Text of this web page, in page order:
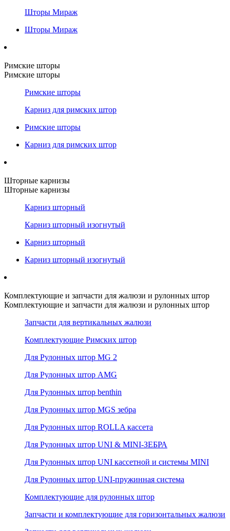
Шторы Мираж
Шторы Мираж
Римские шторы
Римские шторы
Римские шторы
Карниз для римских штор
Римские шторы
Карниз для римских штор
Шторные карнизы
Шторные карнизы
Карниз шторный
Карниз шторный изогнутый
Карниз шторный
Карниз шторный изогнутый
Комплектующие и запчасти для жалюзи и рулонных штор
Комплектующие и запчасти для жалюзи и рулонных штор
Запчасти для вертикальных жалюзи
Комплектующие Римских штор
Для Рулонных штор MG 2
Для Рулонных штор AMG
Для Рулонных штор benthin
Для Рулонных штор MGS зебра
Для Рулонных штор ROLLA кассета
Для Рулонных штор UNI & MINI-ЗЕБРА
Для Рулонных штор UNI кассетной и системы MINI
Для Рулонных штор UNI-пружинная система
Комплектующие для рулонных штор
Запчасти и комплектующие для горизонтальных жалюзи